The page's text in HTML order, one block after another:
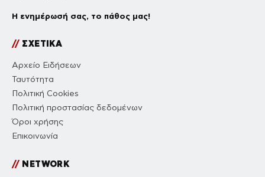
Η ενημέρωσή σας, το πάθος μας!
//ΣΧΕΤΙΚΑ
Αρχείο Ειδήσεων
Ταυτότητα
Πολιτική Cookies
Πολιτική προστασίας δεδομένων
Όροι χρήσης
Επικοινωνία
//NETWORK